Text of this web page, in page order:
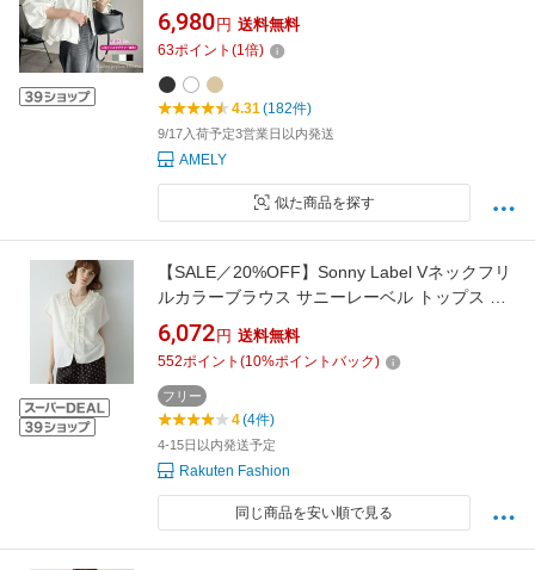
フリーサイズ メール便 2026春夏新作
【aot303-653】【予約販売：9月17日入荷予定
順次発送】【送料無料】メ込2
6,980 円 送料無料
63ポイント (1倍)
4.31(182件)
9/17入荷予定3営業日以内発送
AMELY
似た商品を探す
【SALE／20%OFF】Sonny Label Vネックフリ
ルカラーブラウス サニーレーベル トップス シ
ャツ・ブラウス イエロー ブラック ホワイト ブ
ルー【送料無料】
6,072 円 送料無料
552ポイント (10%ポイントバック)
フリー
4(4件)
4-15日以内発送予定
Rakuten Fashion
同じ商品を安い順で見る